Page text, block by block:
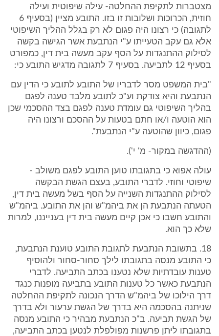
מצטברות לתקיפת ההחלטה- עילה שיפוטית ועילה
חוזית, הכרוכות ושלובות זו בזו. התובע מציין (בסעיף 6
לתגובה) כי רצונו היה פגום לא רק בגלל ההליך השיפוטי
אלא גם עקב הטעייתו ע"י הנתבעת אשר הגישה בקשה
לסילוק ההתנגדות על הסף עקב מעשה בית דין, כמפורט
בסעיף 12 לתביעה. בסעיף 7 לתגובה מדגיש התובע כי:
"בית המשפט מסר לדבריו של התובע לתובע כי הדין עם
הנתבעת והיא צודקת וע"כ לתובע מלבד טענה לפגם
בהליך השיפוטי גם עומדת טענה לפגם בצד ההסכמי שכן
הוא הוטעה ו/או חתם בטעות על ההסכם ורצונו היה
פגום, כיוון שהוטעה ע"י הנתבעת".
(ההדגשה במקור- מ' י').
עולה אפוא כי בתגובתו טוען התובע לפגם משולב -
שיפוטי וחוזי. לדברי התובע, בעצם הגשת הבקשה
לסילוק ההתנגדות השנייה על הסף בשל מעשה בית דין,
הטעתה הנתבעת הן את ביהמ"ש והן את התובע. ביהמ"ש
והתובע חשבו כי אכן קיים מעשה בית דין בענייננו, למרות
שלא כך הוא.
18. בתשובת הנתבעת לתגובת התובע טוענת הנתבעת,
כי התובע מנסה בתגובתו לילך סחור-סחור ולהוסיף
טענות עובדתיות שלא נטענו בכתב התביעה. לדברי
הנתבעת כאשר כל טענות התובע בתביעה מופנות כנגד
דרך הילוכו של ביהמ"ש הדרך הנכונה לתקיפת ההחלטה
שניתנה בהסכמה היא בדרך של הגשת ערעור ולא בדרך
של הגשת תביעה. ב"כ הנתבעת מבהיר כי התובע מנסה
בתגובתו ליתן פרשנות מפולפלת לנטען בכתב התביעה,